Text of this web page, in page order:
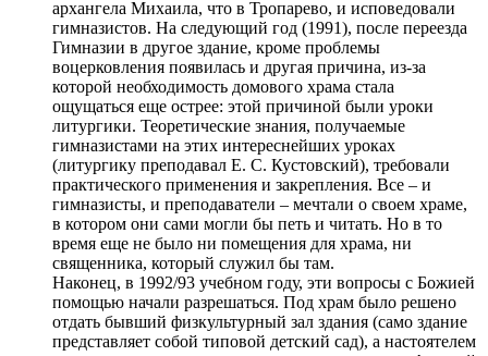
архангела Михаила, что в Тропарево, и исповедовали
гимназистов. На следующий год (1991), после переезда
Гимназии в другое здание, кроме проблемы
воцерковления появилась и другая причина, из-за
которой необходимость домового храма стала
ощущаться еще острее: этой причиной были уроки
литургики. Теоретические знания, получаемые
гимназистами на этих интереснейших уроках
(литургику преподавал Е. С. Кустовский), требовали
практического применения и закрепления. Все – и
гимназисты, и преподаватели – мечтали о своем храме,
в котором они сами могли бы петь и читать. Но в то
время еще не было ни помещения для храма, ни
священника, который служил бы там.
Наконец, в 1992/93 учебном году, эти вопросы с Божией
помощью начали разрешаться. Под храм было решено
отдать бывший физкультурный зал здания (само здание
представляет собой типовой детский сад), а настоятелем